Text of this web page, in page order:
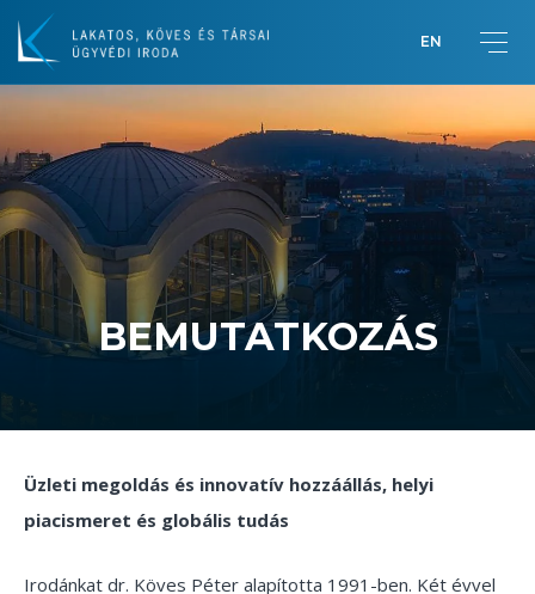
EN
Üdvözlet Lakatos Pétertől
Bemutatkozás
BEMUTATKOZÁS
Üzleti megoldás és innovatív hozzáállás, helyi
piacismeret és globális tudás
Irodánkat dr. Köves Péter alapította 1991-ben. Két évvel